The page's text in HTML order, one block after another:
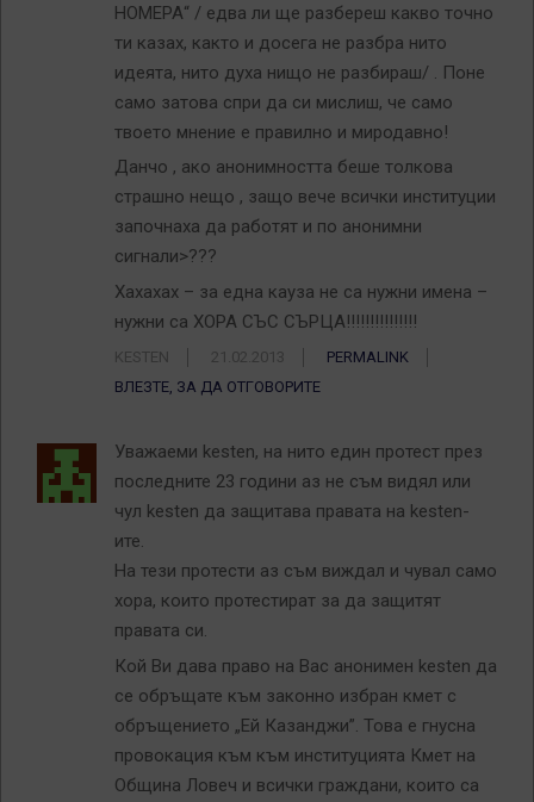
НОМЕРА“ / едва ли ще разбереш какво точно
ти казах, както и досега не разбра нито
идеята, нито духа нищо не разбираш/ . Поне
само затова спри да си мислиш, че само
твоето мнение е правилно и миродавно!
Данчо , ако анонимността беше толкова
страшно нещо , защо вече всички институции
започнаха да работят и по анонимни
сигнали>???
Хахахах – за една кауза не са нужни имена –
нужни са ХОРА СЪС СЪРЦА!!!!!!!!!!!!!!!
KESTEN 21.02.2013
PERMALINK
ВЛЕЗТЕ, ЗА ДА ОТГОВОРИТЕ
Уважаеми kesten, на нито един протест през
последните 23 години аз не съм видял или
чул kesten да защитава правата на kesten-
ите.
На тези протести аз съм виждал и чувал само
хора, които протестират за да защитят
правата си.
Кой Ви дава право на Вас анонимен kesten да
се обръщате към законно избран кмет с
обръщението „Ей Казанджи”. Това е гнусна
провокация към към институцията Кмет на
Община Ловеч и всички граждани, които са